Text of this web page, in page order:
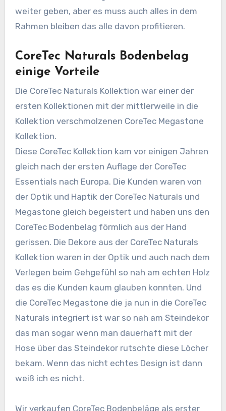
weiter geben, aber es muss auch alles in dem
Rahmen bleiben das alle davon profitieren.
CoreTec Naturals Bodenbelag
einige Vorteile
Die CoreTec Naturals Kollektion war einer der
ersten Kollektionen mit der mittlerweile in die
Kollektion verschmolzenen CoreTec Megastone
Kollektion.
Diese CoreTec Kollektion kam vor einigen Jahren
gleich nach der ersten Auflage der CoreTec
Essentials nach Europa. Die Kunden waren von
der Optik und Haptik der CoreTec Naturals und
Megastone gleich begeistert und haben uns den
CoreTec Bodenbelag förmlich aus der Hand
gerissen. Die Dekore aus der CoreTec Naturals
Kollektion waren in der Optik und auch nach dem
Verlegen beim Gehgefühl so nah am echten Holz
das es die Kunden kaum glauben konnten. Und
die CoreTec Megastone die ja nun in die CoreTec
Naturals integriert ist war so nah am Steindekor
das man sogar wenn man dauerhaft mit der
Hose über das Steindekor rutschte diese Löcher
bekam. Wenn das nicht echtes Design ist dann
weiß ich es nicht.
Wir verkaufen CoreTec Bodenbeläge als erster